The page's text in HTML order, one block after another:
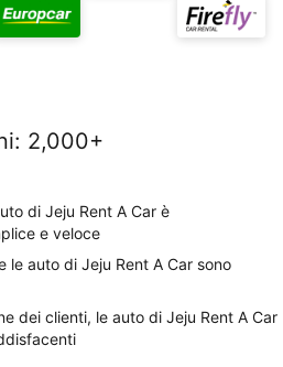
: 2,000+
di Jeju Rent A Car è
e veloce
le auto di Jeju Rent A Car sono
dei clienti, le auto di Jeju Rent A Car